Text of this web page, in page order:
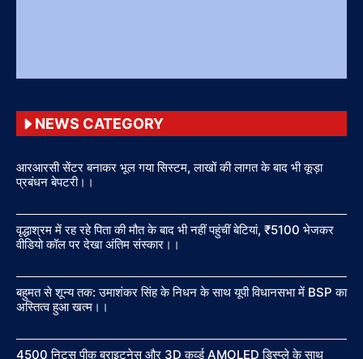
NEWS CATEGORY
आरआरसी सेंटर बनाकर भूल गया सिस्टम, लाखों की लागत के बाद भी कूड़ा
प्रबंधन बेपटरी।।
वृद्धाश्रम में रह रहे पिता की मौत के बाद भी नहीं पहुंचीं बेटियां, ₹5100 भेजकर
वीडियो कॉल पर देखा अंतिम संस्कार।।
बहुमत से शून्य तक: उमाशंकर सिंह के निधन के साथ यूपी विधानसभा में BSP का
अस्तित्व हुआ खत्म।।
4500 निट्स पीक ब्राइटनेस और 3D कर्व्ड AMOLED डिस्प्ले के साथ